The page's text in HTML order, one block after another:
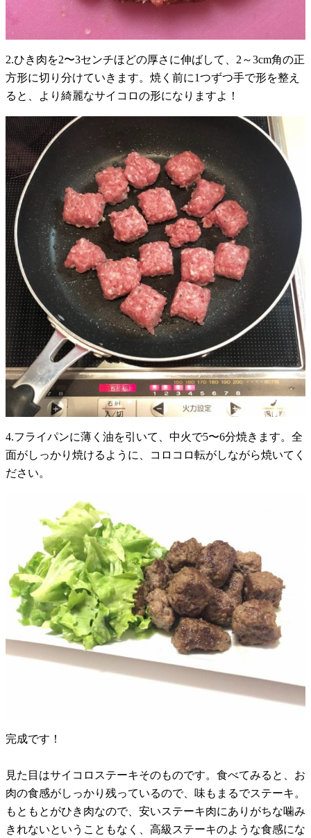
2.ひき肉を2〜3センチほどの厚さに伸ばして、2～3cm角の正
方形に切り分けていきます。焼く前に1つずつ手で形を整え
ると、より綺麗なサイコロの形になりますよ！
4.フライパンに薄く油を引いて、中火で5〜6分焼きます。全
面がしっかり焼けるように、コロコロ転がしながら焼いてく
ださい。
完成です！
見た目はサイコロステーキそのものです。食べてみると、お
肉の食感がしっかり残っているので、味もまるでステーキ。
もともとがひき肉なので、安いステーキ肉にありがちな噛み
きれないということもなく、高級ステーキのような食感にな